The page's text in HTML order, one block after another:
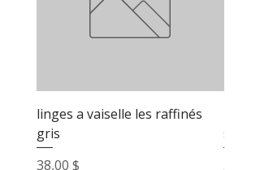
linges a vaiselle les raffinés
gris
Prix
38,00 $
sable
Prix
38,00 $